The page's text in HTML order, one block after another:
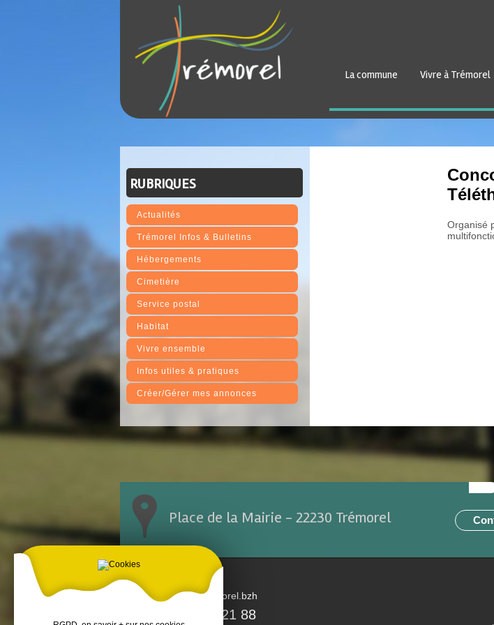
La commune Vivre à Trémorel
RUBRIQUES
Actualités
Trémorel Infos & Bulletins
Hébergements
Cimetière
Service postal
Habitat
Vivre ensemble
Infos utiles & pratiques
Créer/Gérer mes annonces
Organisé
accueil@tremorel.bzh
02 96 25 21 88
Place de la Mairie - 22230 Trémorel